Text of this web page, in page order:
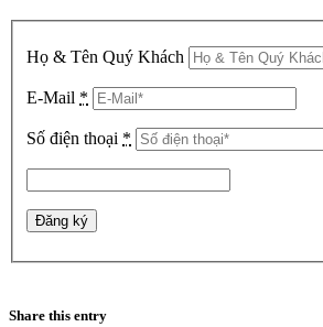
Họ & Tên Quý Khách
E-Mail *
Số điện thoại *
Share this entry